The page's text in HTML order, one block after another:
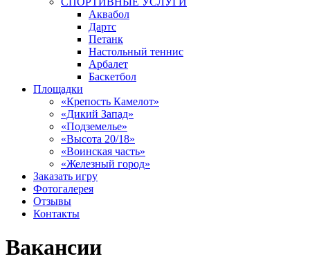
Аквабол
Дартс
Петанк
Настольный теннис
Арбалет
Баскетбол
Площадки
«Крепость Камелот»
«Дикий Запад»
«Подземелье»
«Высота 20/18»
«Воинская часть»
«Железный город»
Заказать игру
Фотогалерея
Отзывы
Контакты
Вакансии